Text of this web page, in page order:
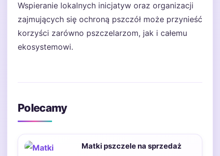
Wspieranie lokalnych inicjatyw oraz organizacji
zajmujących się ochroną pszczół może przynieść
korzyści zarówno pszczelarzom, jak i całemu
ekosystemowi.
Polecamy
Matki pszczele na sprzedaż